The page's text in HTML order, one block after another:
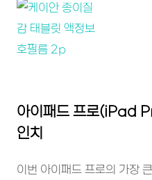
아이패드 프로(iPad
인치
이번 아이패드 프로의 가장